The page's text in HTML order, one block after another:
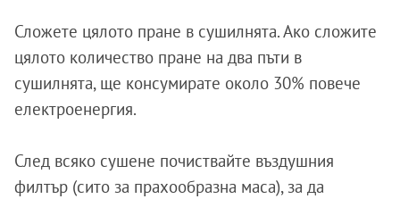
Сложете цялото пране в сушилнята. Ако сложите
цялото количество пране на два пъти в
сушилнята, ще консумирате около 30% повече
електроенергия.
След всяко сушене почиствайте въздушния
филтър (сито за прахообразна маса), за да